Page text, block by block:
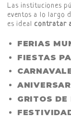
Las instituciones
eventos a lo largo
es ideal contratar
FERIAS
FIESTAS
GRITOS DE